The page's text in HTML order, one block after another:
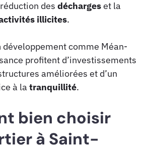
des déchargeset la
illicites.
développement comme Méan-
profitent d’investissements
améliorées et d’un
à la tranquillité.
bien choisir
à Saint-